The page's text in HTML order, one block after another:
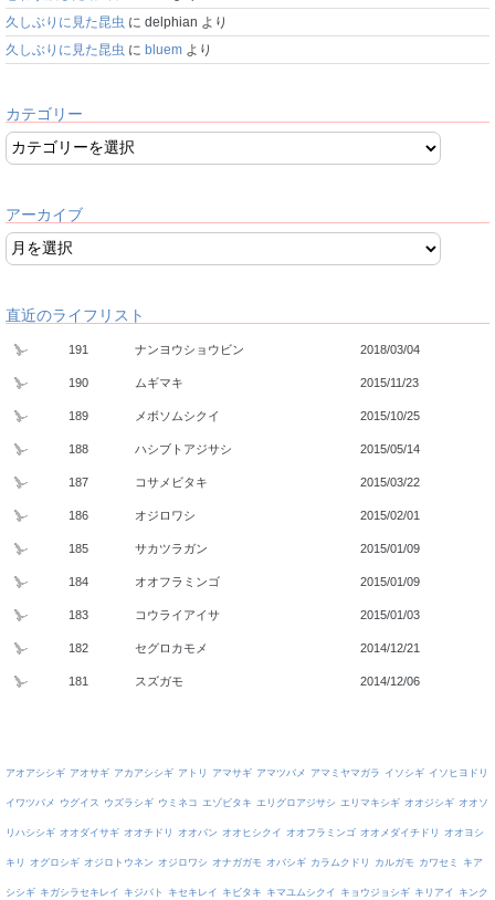
久しぶりに見た昆虫 に delphian より
久しぶりに見た昆虫 に bluem より
カテゴリー
アーカイブ
直近のライフリスト
191 ナンヨウショウビン 2018/03/04
190 ムギマキ 2015/11/23
189 メボソムシクイ 2015/10/25
188 ハシブトアジサシ 2015/05/14
187 コサメビタキ 2015/03/22
186 オジロワシ 2015/02/01
185 サカツラガン 2015/01/09
184 オオフラミンゴ 2015/01/09
183 コウライアイサ 2015/01/03
182 セグロカモメ 2014/12/21
181 スズガモ 2014/12/06
アオアシシギ アオサギ アカアシシギ アトリ アマサギ アマツバメ アマミヤマガラ イソシギ イソヒヨドリ
イワツバメ ウグイス ウズラシギ ウミネコ エゾビタキ エリグロアジサシ エリマキシギ オオジシギ オオソ
リハシシギ オオダイサギ オオチドリ オオバン オオヒシクイ オオフラミンゴ オオメダイチドリ オオヨシ
キリ オグロシギ オジロトウネン オジロワシ オナガガモ オバシギ カラムクドリ カルガモ カワセミ キア
シシギ キガシラセキレイ キジバト キセキレイ キビタキ キマユムシクイ キョウジョシギ キリアイ キンク